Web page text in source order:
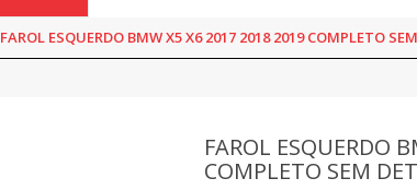
FAROL ESQUERDO BMW X5 X6 2017 2018 2019 COMPLETO
FAROL ESQUERDO
COMPLETO SEM